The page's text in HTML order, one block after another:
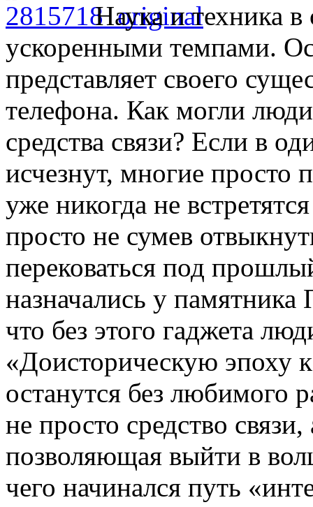
Наука и техника
ускоренными темпами.
представляет своего
телефона. Как могли люди
средства связи? Если в
исчезнут, многие просто
уже никогда не
просто не сумев
перековаться под
назначались у
что без этого гаджета
«Доисторическую эпоху
останутся без любимого
не просто средство
позволяющая выйти в
чего начинался путь